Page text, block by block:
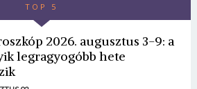
TOP 5
2026. augusztus 3-9: a
legragyogóbb hete